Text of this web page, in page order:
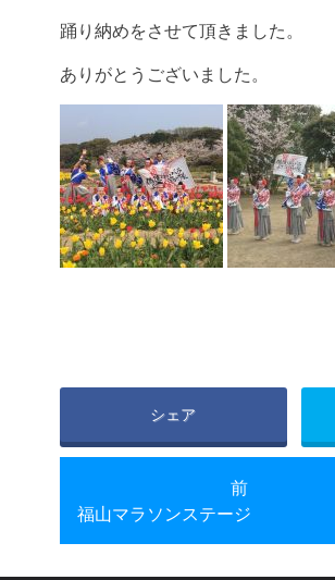
踊り納めをさせて頂きました。
ありがとうございました。
シェア
前
福山マラソンステージ